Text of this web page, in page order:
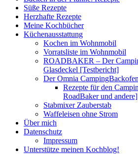
Süße Rezepte
Herzhafte Rezepte
Meine Kochbücher
Küchenausstattung
Kochen im Wohnmobil
Vorratsliste im Wohnmobil
ROADBAKER – Der
Glasdeckel [Testbericht]
Der Omnia CampingBackofen
Rezepte für den
RoadBaker und andere]
Stabmixer Zauberstab
Waffeleisen ohne Strom
Über mich
Datenschutz
Impressum
Unterstütze meinen Kochblog!